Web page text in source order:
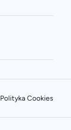
Polityka Cookies